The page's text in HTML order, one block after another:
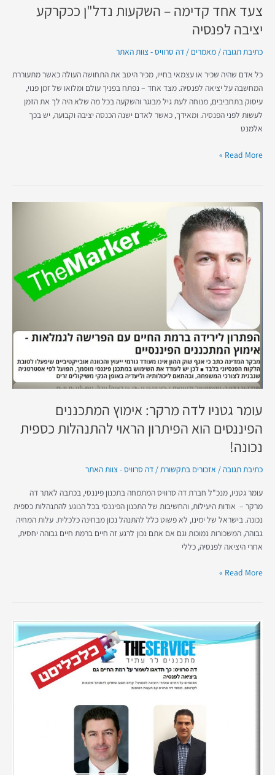
צעד אחד קדימה – השקעות נדל"ן ככקרקע
יציבה לפנסיה
כתיבת תגובה/ מאמרים / דה סרוויס - צוות האתר
כל אדם שהיה שכיר או עצמאי בחייו, מכיר היטב את התחושה העולה כאשר מתעוררת
המחשבה על יציאה לפנסיה. מצד אחד – נפתח בפניך עולם ומלואו של זמן פנוי,
עיסוק בתחביבים, מנוחה לעת גיל מבוגר והשקעה בכל מה שלא היה לך את הזמן
לעשות לפני הפנסיה. ומאידך, כאשר לאדם ישנה הכנסה יציבה וקבועה, יש בכך
אלמנט
Read More »
עומר גטניו לדה מרקר: אימוץ המתכננים
הפיננסים הוא הפיתרון הראוי להתנהלות כספית
נכונה!
כתיבת תגובה/ אזכורים בתקשורת/ דה סרוויס - צוות האתר
עומר גטניו, מנכ"ל חברת דה סרוויס המתמחה בתכנון פיננסי, בכתבה לאתר דה
מרקר – אודות היעילות, והחשיבות של התכנון הפיננסי בכל הנוגע להתנהלות כספית
נכונה. בישראל של ימינו, לא פשוט כלל להתנהל נכון מבחינה כלכלית. עלות המחיה
גבוהה, המשכורות נמוכות וגם אם אתם נכון לרגע זה חיים ברמת חיים גבוהה יחסית,
אחרי היציאה לפנסיה, כללי
עומר
מרקר:
אימוץ
המתכננים
הפיננסים
הראוי
להתנהלות
כספית
נכונה!
Read More »
כלכליסט:
מומחי